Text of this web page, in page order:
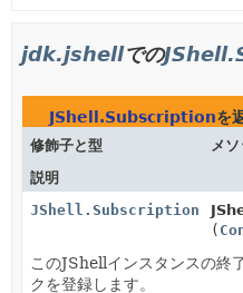
jdk.jshellでの
JShell.Subscriptionを
修飾子と型
メ
説明
JShell.Subscription
(
このJShellインスタンスの終
クを登録します。